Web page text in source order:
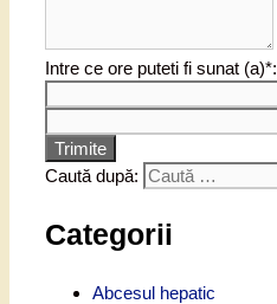
Intre ce ore puteti fi sunat (a)*:
Trimite
Caută după:
Categorii
Abcesul hepatic